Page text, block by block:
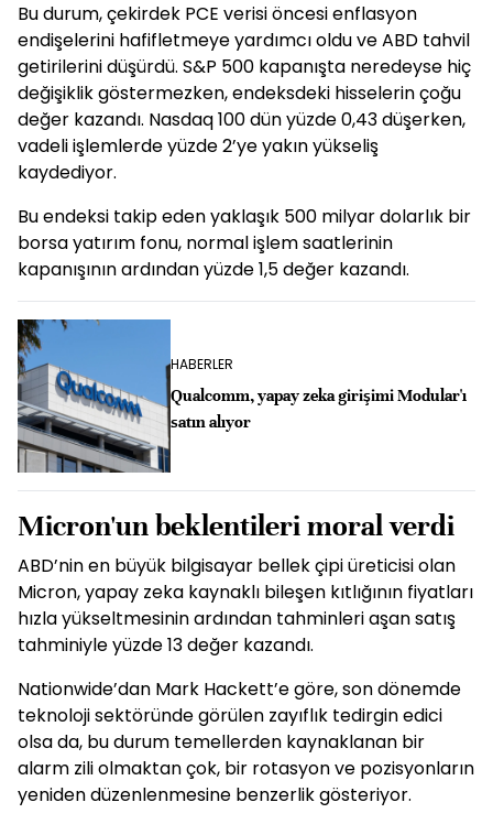
Bu durum, çekirdek PCE verisi öncesi enflasyon
endişelerini hafifletmeye yardımcı oldu ve ABD tahvil
getirilerini düşürdü. S&P 500 kapanışta neredeyse hiç
değişiklik göstermezken, endeksdeki hisselerin çoğu
değer kazandı. Nasdaq 100 dün yüzde 0,43 düşerken,
vadeli işlemlerde yüzde 2’ye yakın yükseliş
kaydediyor.
Bu endeksi takip eden yaklaşık 500 milyar dolarlık bir
borsa yatırım fonu, normal işlem saatlerinin
kapanışının ardından yüzde 1,5 değer kazandı.
HABERLER
Qualcomm, yapay zeka girişimi Modular'ı
satın alıyor
Micron'un beklentileri moral verdi
ABD’nin en büyük bilgisayar bellek çipi üreticisi olan
Micron, yapay zeka kaynaklı bileşen kıtlığının fiyatları
hızla yükseltmesinin ardından tahminleri aşan satış
tahminiyle yüzde 13 değer kazandı.
Nationwide’dan Mark Hackett’e göre, son dönemde
teknoloji sektöründe görülen zayıflık tedirgin edici
olsa da, bu durum temellerden kaynaklanan bir
alarm zili olmaktan çok, bir rotasyon ve pozisyonların
yeniden düzenlenmesine benzerlik gösteriyor.